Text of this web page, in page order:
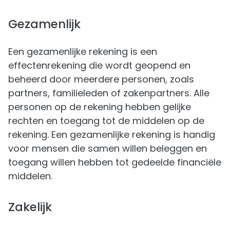
Gezamenlijk
Een gezamenlijke rekening is een
effectenrekening die wordt geopend en
beheerd door meerdere personen, zoals
partners, familieleden of zakenpartners. Alle
personen op de rekening hebben gelijke
rechten en toegang tot de middelen op de
rekening. Een gezamenlijke rekening is handig
voor mensen die samen willen beleggen en
toegang willen hebben tot gedeelde financiële
middelen.
Zakelijk